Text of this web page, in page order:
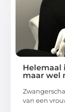
Helemaal
maar wel
van een